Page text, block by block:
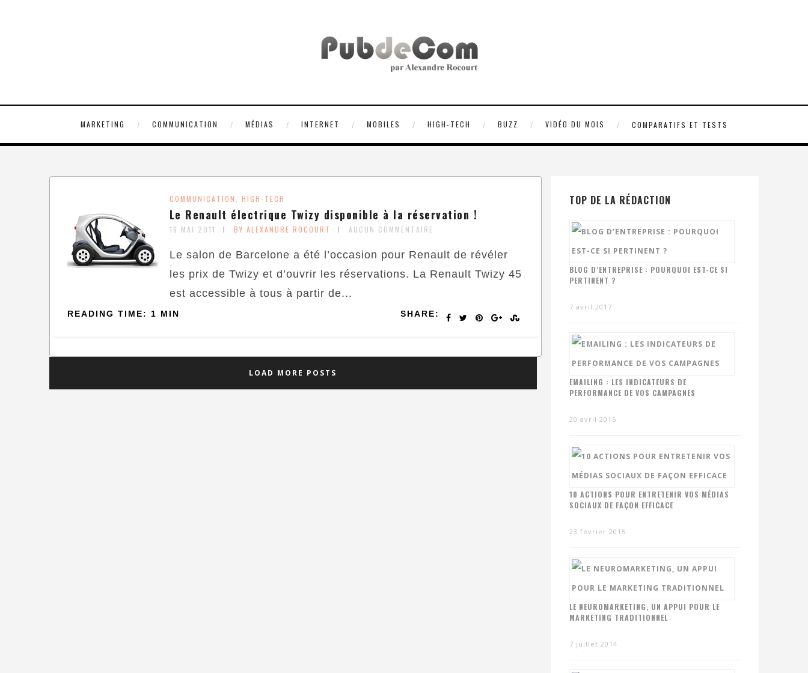
MARKETING COMMUNICATION MÉDIAS INTERNET MOBILES HIGH-TECH BUZZ VIDÉO DU MOIS COMPARATIFS ET TESTS
COMMUNICATION HIGH-TECH
Le Renault électrique Twizy disponible à la réservation !
16 MAI 2011 BY ALEXANDRE ROCOURT AUCUN COMMENTAIRE
Le salon de Barcelone a été l’occasion pour Renault de révéler
les prix de Twizy et d’ouvrir les réservations. La Renault Twizy 45
est accessible à tous à partir de...
SHARE:
READING TIME: 1 MIN
LOAD MORE POSTS
TOP DE LA RÉDACTION
BLOG D’ENTREPRISE : POURQUOI EST-CE SI
PERTINENT ?
7 avril 2017
EMAILING : LES INDICATEURS DE
PERFORMANCE DE VOS CAMPAGNES
20 avril 2015
10 ACTIONS POUR ENTRETENIR VOS MÉDIAS
SOCIAUX DE FAÇON EFFICACE
23 février 2015
LE NEUROMARKETING, UN APPUI POUR LE
MARKETING TRADITIONNEL
7 juillet 2014